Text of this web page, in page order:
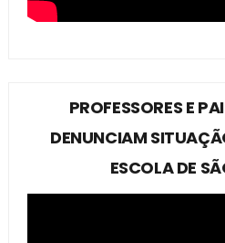
PROFESSORES E
DENUNCIAM
ESCOLA DE